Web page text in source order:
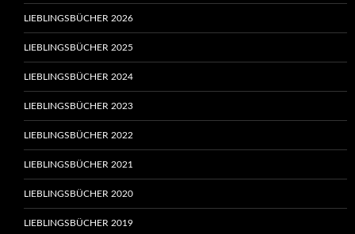
LIEBLINGSBÜCHER 2026
LIEBLINGSBÜCHER 2025
LIEBLINGSBÜCHER 2024
LIEBLINGSBÜCHER 2023
LIEBLINGSBÜCHER 2022
LIEBLINGSBÜCHER 2021
LIEBLINGSBÜCHER 2020
LIEBLINGSBÜCHER 2019